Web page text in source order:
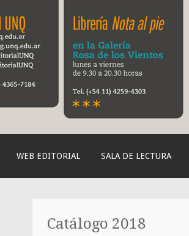
WEB EDITORIAL SALA DE LECTURA
Catálogo 2018